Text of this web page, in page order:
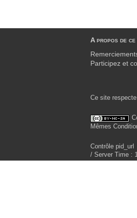
A propos de
Participez et
Ce site
Mêmes
Contrôle pid_url
/ Server Time :